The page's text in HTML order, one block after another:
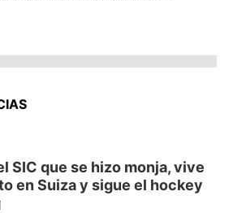
SIC que se hizo monja, vive
en Suiza y sigue el hockey